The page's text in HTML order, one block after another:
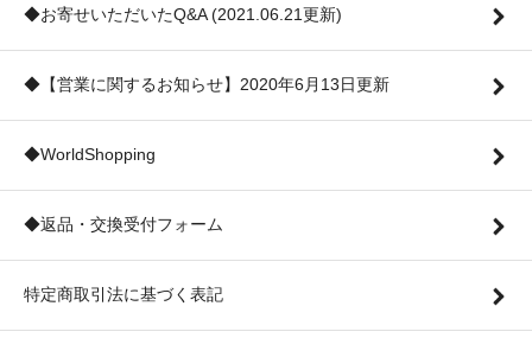
◆お寄せいただいたQ&A (2021.06.21更新)
◆【営業に関するお知らせ】2020年6月13日更新
◆WorldShopping
◆返品・交換受付フォーム
特定商取引法に基づく表記